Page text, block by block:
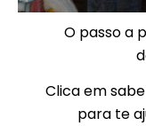
O passo a
Clica em
para te